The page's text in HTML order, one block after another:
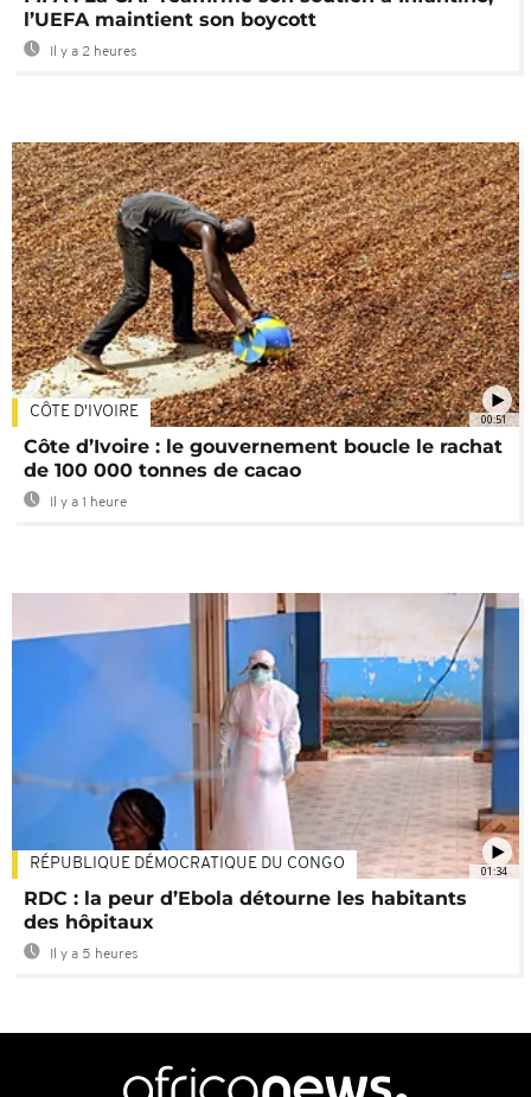
l’UEFA maintient son boycott
Il y a 2 heures
00:51
CÔTE D'IVOIRE
Côte d’Ivoire : le gouvernement boucle le rachat
de 100 000 tonnes de cacao
Il y a 1 heure
01:34
RÉPUBLIQUE DÉMOCRATIQUE DU CONGO
RDC : la peur d’Ebola détourne les habitants
des hôpitaux
Il y a 5 heures